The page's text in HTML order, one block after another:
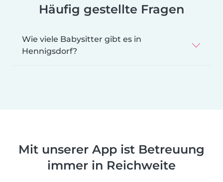
Häufig gestellte Fragen
Wie viele Babysitter gibt es in
Hennigsdorf?
Mit unserer App ist Betreuung
immer in Reichweite